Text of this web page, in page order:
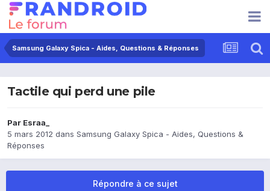
Samsung Galaxy Spica - Aides, Questions & Réponses
Tactile qui perd une pile
Par Esraa_
5 mars 2012 dans Samsung Galaxy Spica - Aides, Questions &
Réponses
Répondre à ce sujet